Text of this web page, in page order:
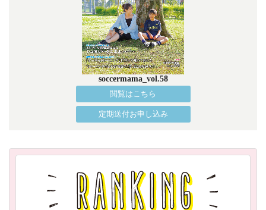
soccermama_vol.58
閲覧はこちら
定期送付お申し込み